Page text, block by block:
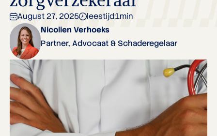
August 27, 2025 leestijd:1min
Nicolien Verhoeks
Partner, Advocaat & Schaderegelaar